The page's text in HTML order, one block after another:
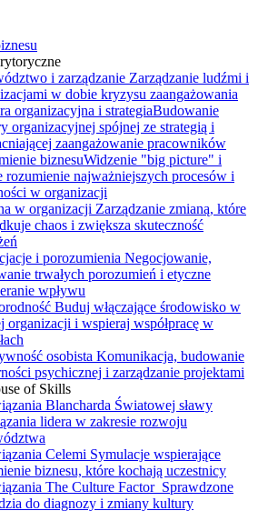
i zarządzanie Zarządzanie ludźmi i
w dobie kryzysu zaangażowania
organizacyjna i strategiaBudowanie
organizacyjnej spójnej ze strategią i
zaangażowanie pracowników
biznesuWidzenie "big picture" i
rozumienie najważniejszych procesów i
w organizacji
w organizacji Zarządzanie zmianą, które
chaos i zwiększa skuteczność
i porozumienia Negocjowanie,
trwałych porozumień i etyczne
wpływu
Buduj włączające środowisko w
organizacji i wspieraj współpracę w
osobista Komunikacja, budowanie
psychicznej i zarządzanie projektami
of Skills
Blancharda Światowej sławy
lidera w zakresie rozwoju
Celemi Symulacje wspierające
biznesu, które kochają uczestnicy
The Culture Factor Sprawdzone
do diagnozy i zmiany kultury